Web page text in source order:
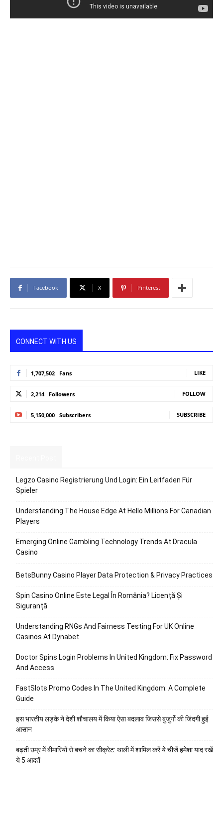
Facebook X Pinterest
CONNECT WITH US
1,707,502 Fans LIKE
2,214 Followers FOLLOW
5,150,000 Subscribers SUBSCRIBE
Legzo Casino Registrierung Und Login: Ein Leitfaden Für
Spieler
Understanding The House Edge At Hello Millions For Canadian
Players
Emerging Online Gambling Technology Trends At Dracula
Casino
BetsBunny Casino Player Data Protection & Privacy Practices
Spin Casino Online Este Legal În România? Licență Și
Siguranță
Understanding RNGs And Fairness Testing For UK Online
Casinos At Dynabet
Doctor Spins Login Problems In United Kingdom: Fix Password
And Access
FastSlots Promo Codes In The United Kingdom: A Complete
Guide
इस भारतीय लड़के ने देशी शौचालय में किया ऐसा बदलाव जिससे बुजुर्गो की जिंदगी हुई
आसान
बढ़ती उम्र में बीमारियों से बचने का सीक्रेट: थाली में शामिल करें ये चीजें हमेशा याद रखें
ये 5 आदतें